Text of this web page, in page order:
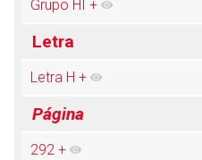
Grupo HI +
Letra
Letra H +
Página
292 +